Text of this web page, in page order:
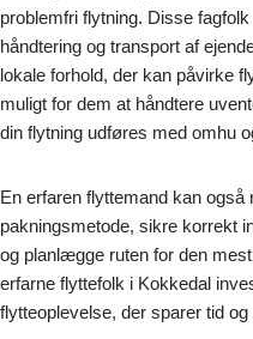
problemfri flytning. Disse
håndtering og transport af
lokale forhold, der kan påvirke
muligt for dem at håndtere
din flytning udføres med omhu
En erfaren flyttemand kan også
pakningsmetode, sikre korrekt
og planlægge ruten for den
erfarne flyttefolk i Kokkedal
flytteoplevelse, der sparer tid